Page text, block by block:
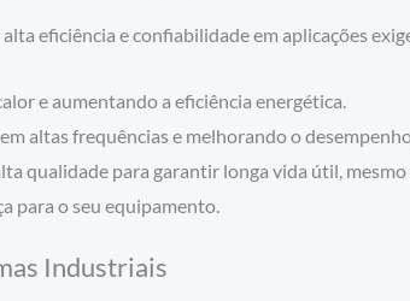
eficiência e confiabilidade em aplicações
e aumentando a eficiência energética.
altas frequências e melhorando o
qualidade para garantir longa vida útil, mesmo
para o seu equipamento.
Industriais